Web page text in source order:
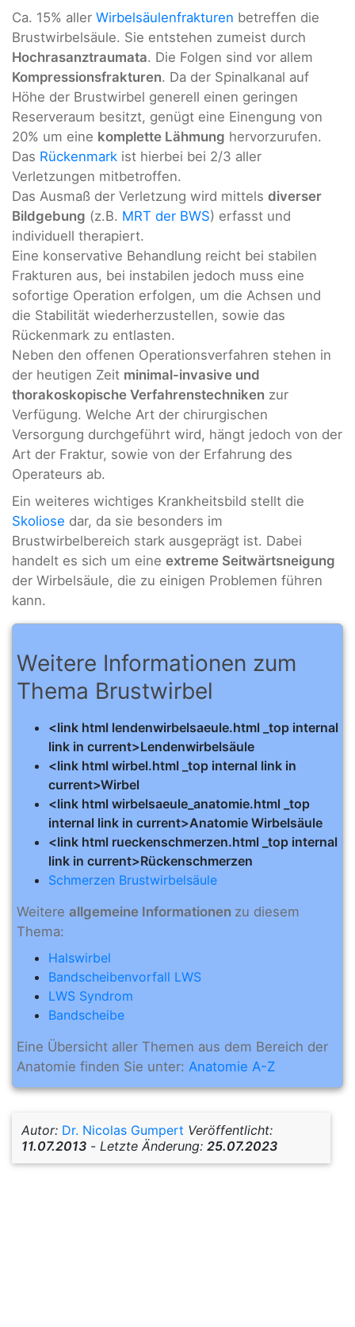
Ca. 15% aller Wirbelsäulenfrakturen betreffen die
Brustwirbelsäule. Sie entstehen zumeist durch
Hochrasanztraumata. Die Folgen sind vor allem
Kompressionsfrakturen. Da der Spinalkanal auf
Höhe der Brustwirbel generell einen geringen
Reserveraum besitzt, genügt eine Einengung von
20% um eine komplette Lähmung hervorzurufen.
Das Rückenmark ist hierbei bei 2/3 aller
Verletzungen mitbetroffen.
Das Ausmaß der Verletzung wird mittels diverser
Bildgebung (z.B. MRT der BWS) erfasst und
individuell therapiert.
Eine konservative Behandlung reicht bei stabilen
Frakturen aus, bei instabilen jedoch muss eine
sofortige Operation erfolgen, um die Achsen und
die Stabilität wiederherzustellen, sowie das
Rückenmark zu entlasten.
Neben den offenen Operationsverfahren stehen in
der heutigen Zeit minimal-invasive und
thorakoskopische Verfahrenstechniken zur
Verfügung. Welche Art der chirurgischen
Versorgung durchgeführt wird, hängt jedoch von der
Art der Fraktur, sowie von der Erfahrung des
Operateurs ab.
Ein weiteres wichtiges Krankheitsbild stellt die
Skoliose dar, da sie besonders im
Brustwirbelbereich stark ausgeprägt ist. Dabei
handelt es sich um eine extreme Seitwärtsneigung
der Wirbelsäule, die zu einigen Problemen führen
kann.
Weitere Informationen zum
Thema Brustwirbel
<link html lendenwirbelsaeule.html _top internal
link in current>Lendenwirbelsäule
<link html wirbel.html _top internal link in
current>Wirbel
<link html wirbelsaeule_anatomie.html _top
internal link in current>Anatomie Wirbelsäule
<link html rueckenschmerzen.html _top internal
link in current>Rückenschmerzen
Schmerzen Brustwirbelsäule
Weitere allgemeine Informationen zu diesem
Thema:
Halswirbel
Bandscheibenvorfall LWS
LWS Syndrom
Bandscheibe
Eine Übersicht aller Themen aus dem Bereich der
Anatomie finden Sie unter: Anatomie A-Z
Autor: Dr. Nicolas Gumpert Veröffentlicht:
11.07.2013 - Letzte Änderung: 25.07.2023